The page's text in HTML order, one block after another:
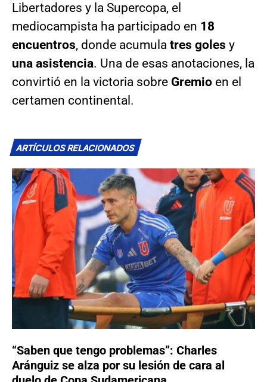
Libertadores y la Supercopa, el
mediocampista ha participado en 18
encuentros, donde acumula tres goles y
una asistencia. Una de esas anotaciones, la
convirtió en la victoria sobre Gremio en el
certamen continental.
ARTÍCULOS RELACIONADOS
“Saben que tengo problemas”: Charles
Aránguiz se alza por su lesión de cara al